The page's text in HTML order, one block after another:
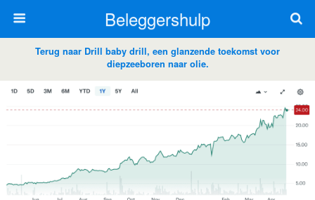
Beleggershulp
Terug naar Drill baby drill, een glanzende toekomst voor
diepzeeboren naar olie.